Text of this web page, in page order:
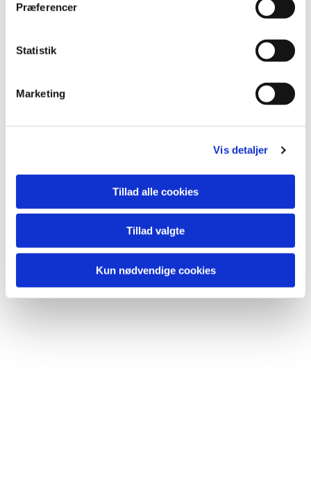
Præferencer
Statistik
Marketing
Vis detaljer
Tillad alle cookies
Tillad valgte
Kun nødvendige cookies
Du vil måske også kunne lide...